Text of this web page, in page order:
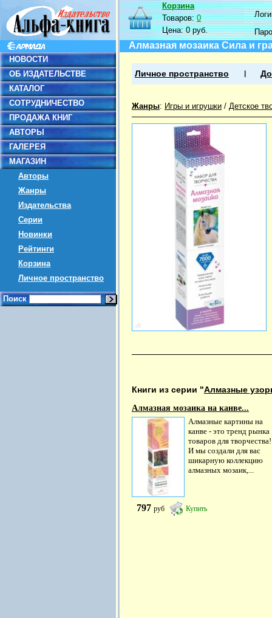
НОВОСТИ
ОБ ИЗДАТЕЛЬСТВЕ
КАТАЛОГ
СОТРУДНИЧЕСТВО
ПРОДАЖА КНИГ
АВТОРЫ
ГАЛЕРЕЯ
МАГАЗИН
Авторы
Жанры
Издательства
Серии
Новинки
Рейтинги
Корзина
Личное пространство
Поиск
Корзина
Товаров:0
Цена:0 руб.
Алмазная мозаика Сила и
Личное пространство
Жанры: Игры и игрушки / Детское
Книги из серии "Алмазные
Алмазная мозаика на канве...
Алмазные картины на
канве - это тренд рынка
товаров для творчества!
И мы создали для вас
шикарную коллекцию
алмазных мозаик,...
797 руб Купить